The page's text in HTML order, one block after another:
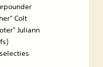
Colt
Juliann